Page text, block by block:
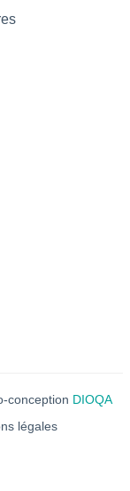
conception DIOQA
légales